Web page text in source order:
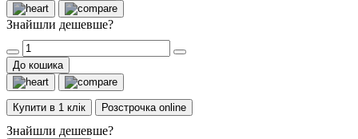
Знайшли дешевше?
До кошика
Купити в 1 клік Розстрочка online
Знайшли дешевше?